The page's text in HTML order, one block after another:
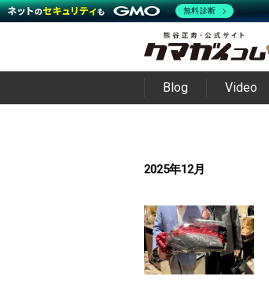
Blog Video
2025年12月
無料診断